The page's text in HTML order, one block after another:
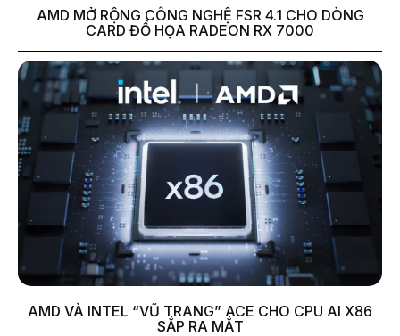
AMD MỞ RỘNG CÔNG NGHỆ FSR 4.1 CHO DÒNG
CARD ĐỒ HỌA RADEON RX 7000
AMD VÀ INTEL “VŨ TRANG” ACE CHO CPU AI X86
SẮP RA MẮT